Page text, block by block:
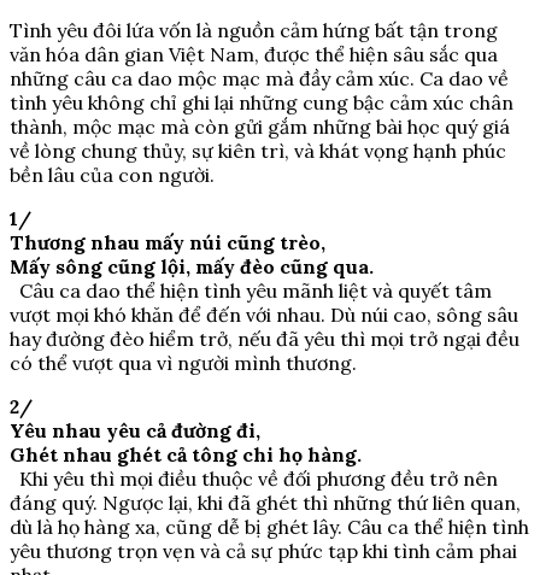
Tình yêu đôi lứa vốn là nguồn cảm hứng bất tận trong
văn hóa dân gian Việt Nam, được thể hiện sâu sắc qua
những câu ca dao mộc mạc mà đầy cảm xúc. Ca dao về
tình yêu không chỉ ghi lại những cung bậc cảm xúc chân
thành, mộc mạc mà còn gửi gắm những bài học quý giá
về lòng chung thủy, sự kiên trì, và khát vọng hạnh phúc
bền lâu của con người.
1/
Thương nhau mấy núi cũng trèo,
Mấy sông cũng lội, mấy đèo cũng qua.
Câu ca dao thể hiện tình yêu mãnh liệt và quyết tâm
vượt mọi khó khăn để đến với nhau. Dù núi cao, sông sâu
hay đường đèo hiểm trở, nếu đã yêu thì mọi trở ngại đều
có thể vượt qua vì người mình thương.
2/
Yêu nhau yêu cả đường đi,
Ghét nhau ghét cả tông chi họ hàng.
Khi yêu thì mọi điều thuộc về đối phương đều trở nên
đáng quý. Ngược lại, khi đã ghét thì những thứ liên quan,
dù là họ hàng xa, cũng dễ bị ghét lây. Câu ca thể hiện tình
yêu thương trọn vẹn và cả sự phức tạp khi tình cảm phai